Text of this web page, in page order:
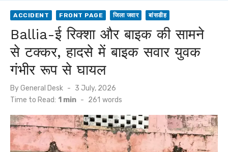
ACCIDENT FRONT PAGE जिला जवार बांसडीह
Ballia-ई रिक्शा और बाइक की सामने
से टक्कर, हादसे में बाइक सवार युवक
गंभीर रूप से घायल
ByGeneral Desk
Posted
on
3 July, 2026
Time to Read: 1 min - 261 words